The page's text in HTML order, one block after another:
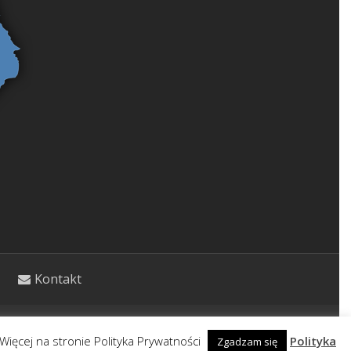
Kontakt
Wpisy nie stanowią porady lekarskiej.
na stronie Polityka Prywatności Zgadzam się Polityka